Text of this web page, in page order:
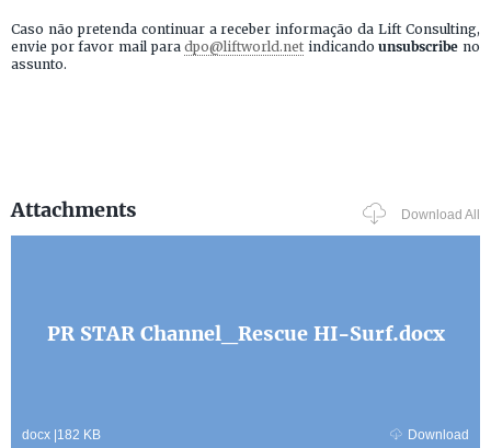
Caso não pretenda continuar a receber informação da Lift Consulting,
envie por favor mail paradpo@liftworld.net indicandounsubscribe no
assunto.
Attachments Download All
PR STAR Channel_Rescue HI-Surf.docx
docx 182 KB Download